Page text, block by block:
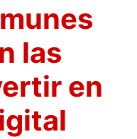
las
en